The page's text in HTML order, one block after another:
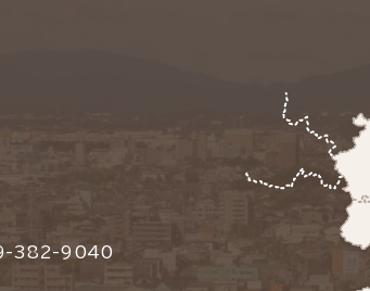
382-9040